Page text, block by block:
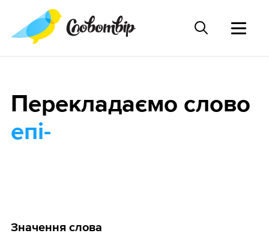
Значення слова
Перекладаємо слово
епі-